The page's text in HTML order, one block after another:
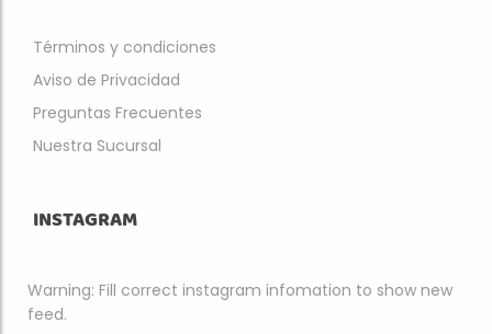
Términos y condiciones
Aviso de Privacidad
Preguntas Frecuentes
Nuestra Sucursal
INSTAGRAM
Warning: Fill correct instagram infomation to show new
feed.